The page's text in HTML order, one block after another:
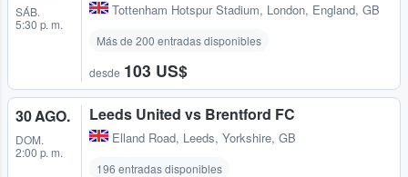
SÁB.
5:30 p. m.
Tottenham Hotspur Stadium, London, England, GB
Más de 200 entradas disponibles
desde 103 US$
30 AGO.
DOM.
2:00 p. m.
Leeds United vs Brentford FC
Elland Road, Leeds, Yorkshire, GB
196 entradas disponibles